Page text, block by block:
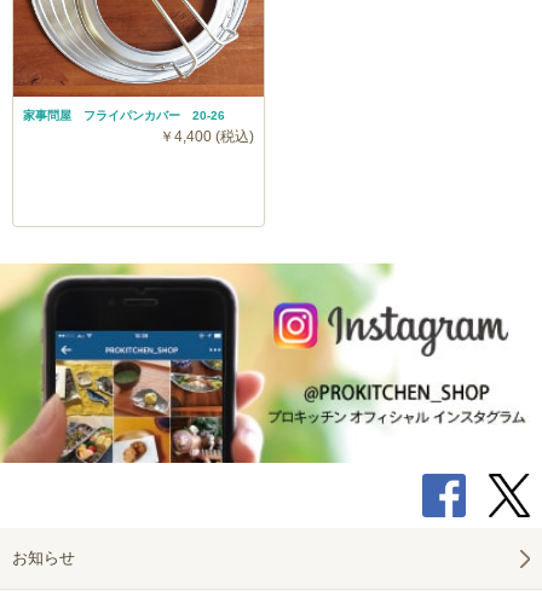
家事問屋 フライパンカバー 20-26
￥4,400 (税込)
お知らせ